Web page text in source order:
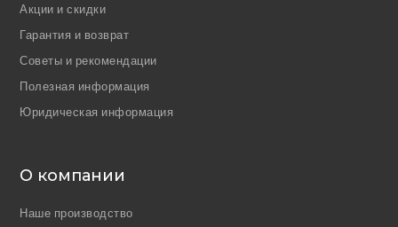
Акции и скидки
Гарантия и возврат
Советы и рекомендации
Полезная информация
Юридическая информация
О компании
Наше производство